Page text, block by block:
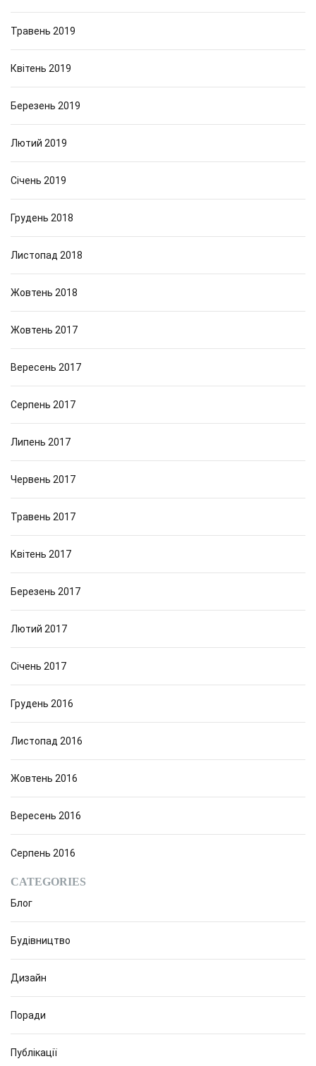
Травень 2019
Квітень 2019
Березень 2019
Лютий 2019
Січень 2019
Грудень 2018
Листопад 2018
Жовтень 2018
Жовтень 2017
Вересень 2017
Серпень 2017
Липень 2017
Червень 2017
Травень 2017
Квітень 2017
Березень 2017
Лютий 2017
Січень 2017
Грудень 2016
Листопад 2016
Жовтень 2016
Вересень 2016
Серпень 2016
CATEGORIES
Блог
Будівництво
Дизайн
Поради
Публікації